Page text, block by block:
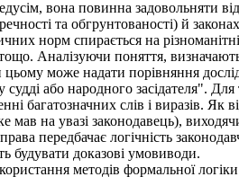
вона повинна задовольняти
та обгрунтованості) й
норм спирається на
Аналізуючи поняття,
може надати порівняння
судді або народного засідателя".
багатозначних слів і виразів. Як
мав на увазі законодавець),
передбачає логічність
будувати доказові умовиводи.
методів формальної логіки